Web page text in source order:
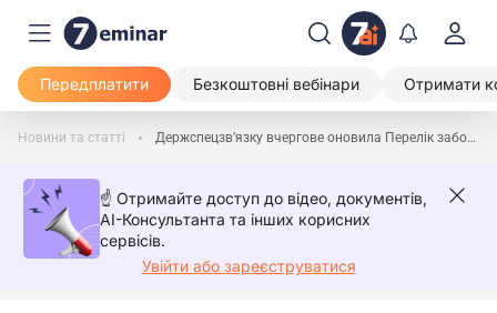
Передплатити Безкоштовні вебінари Отримати
Новини та статті Держспецзв’язку вчергове оновила Перелік забороненого ПЗ: 2020 найменувань у списку!
☝️ Отримайте доступ до відео, документів,
AI-Консультанта та інших корисних
сервісів.
Увійти або зареєструватися